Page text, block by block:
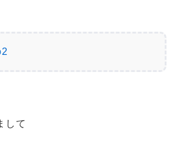
して